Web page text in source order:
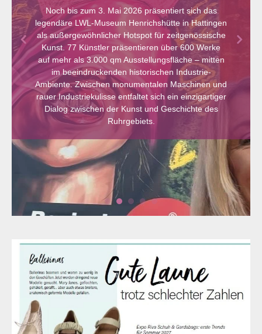
Noch bis zum 3. Mai 2026 präsentiert sich das
legendäre LWL-Museum Henrichshütte in Hattingen
als außergewöhnlicher Hotspot für zeitgenössische
Kunst. 77 Künstler präsentieren über 600 Werke
auf mehr als 3.000 qm Ausstellungsfläche – mitten
im beeindruckenden historischen Industrie-
Ambiente. Zwischen monumentalen Maschinen und
rauer Industriekulisse entfaltet sich ein einzigartiger
Dialog zwischen der Kunst und Geschichte des
Ruhrgebiets.